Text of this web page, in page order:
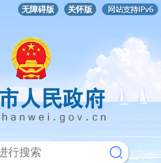
无障碍版 关怀版